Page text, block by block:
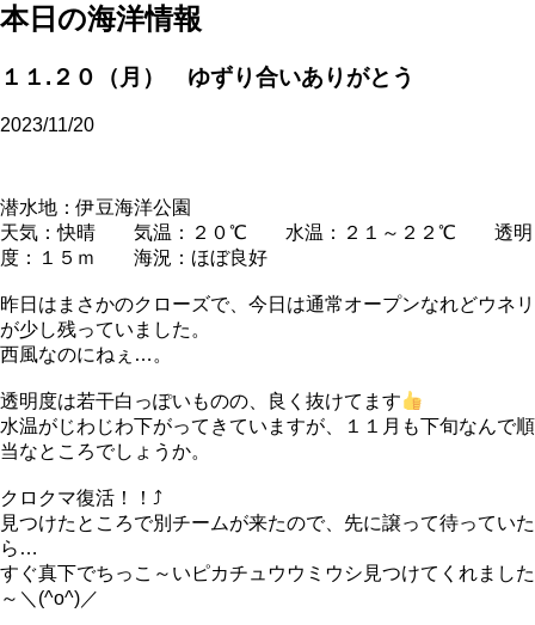
本日の海洋情報
１１.２０（月） ゆずり合いありがとう
2023/11/20
潜水地：伊豆海洋公園
天気：快晴 気温：２０℃ 水温：２１～２２℃ 透明
度：１５ｍ 海況：ほぼ良好
昨日はまさかのクローズで、今日は通常オープンなれどウネリ
が少し残っていました。
西風なのにねぇ…。
透明度は若干白っぽいものの、良く抜けてます
水温がじわじわ下がってきていますが、１１月も下旬なんで順
当なところでしょうか。
クロクマ復活！！⤴
見つけたところで別チームが来たので、先に譲って待っていた
ら…
すぐ真下でちっこ～いピカチュウウミウシ見つけてくれました
～＼(^o^)／